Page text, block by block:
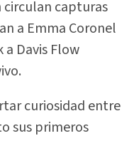
circulan capturas
a Emma Coronel
Davis Flow
curiosidad entre
sus primeros